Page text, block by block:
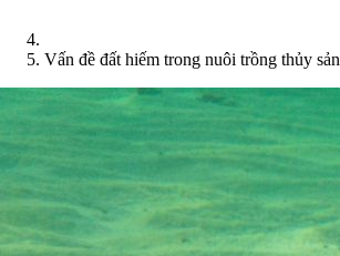
Vấn đề đất hiếm trong nuôi trồng thủy sản